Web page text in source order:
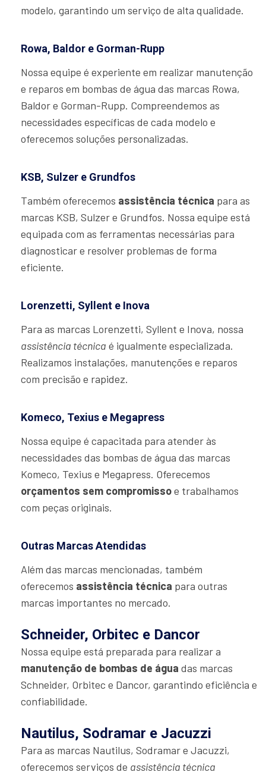
modelo, garantindo um serviço de alta qualidade.
Rowa, Baldor e Gorman-Rupp
Nossa equipe é experiente em realizar manutenção
e reparos em bombas de água das marcas Rowa,
Baldor e Gorman-Rupp. Compreendemos as
necessidades específicas de cada modelo e
oferecemos soluções personalizadas.
KSB, Sulzer e Grundfos
Também oferecemos assistência técnica para as
marcas KSB, Sulzer e Grundfos. Nossa equipe está
equipada com as ferramentas necessárias para
diagnosticar e resolver problemas de forma
eficiente.
Lorenzetti, Syllent e Inova
Para as marcas Lorenzetti, Syllent e Inova, nossa
assistência técnica é igualmente especializada.
Realizamos instalações, manutenções e reparos
com precisão e rapidez.
Komeco, Texius e Megapress
Nossa equipe é capacitada para atender às
necessidades das bombas de água das marcas
Komeco, Texius e Megapress. Oferecemos
orçamentos sem compromissoe trabalhamos
com peças originais.
Outras Marcas Atendidas
Além das marcas mencionadas, também
oferecemos assistência técnica para outras
marcas importantes no mercado.
Schneider, Orbitec e Dancor
Nossa equipe está preparada para realizar a
manutenção de bombas de água das marcas
Schneider, Orbitec e Dancor, garantindo eficiência e
confiabilidade.
Nautilus, Sodramar e Jacuzzi
Para as marcas Nautilus, Sodramar e Jacuzzi,
oferecemos serviços de assistência técnica